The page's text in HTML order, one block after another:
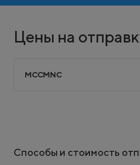
Цены на
MCCMNC
Способы и стоимость